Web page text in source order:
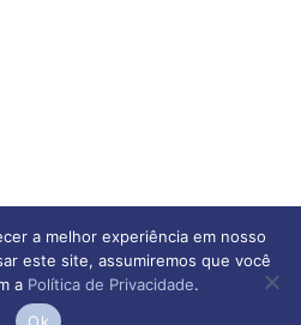
2026 Todos os direitos reservados
a melhor experiência em nosso
este site, assumiremos que você
a Política de Privacidade.
Ok